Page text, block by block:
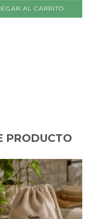
PRODUCTO